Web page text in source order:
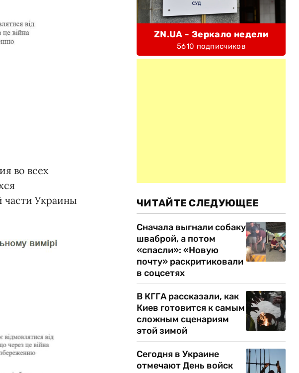
во всех
части Украины
ZN.UA - Зеркало недели
5610 подписчиков
ЧИТАЙТЕ СЛЕДУЮЩЕЕ
Сначала выгнали собаку
шваброй, а потом
«спасли»: «Новую
почту» раскритиковали
в соцсетях
В КГГА рассказали, как
Киев готовится к самым
сложным сценариям
этой зимой
Сегодня в Украине
отмечают День войск